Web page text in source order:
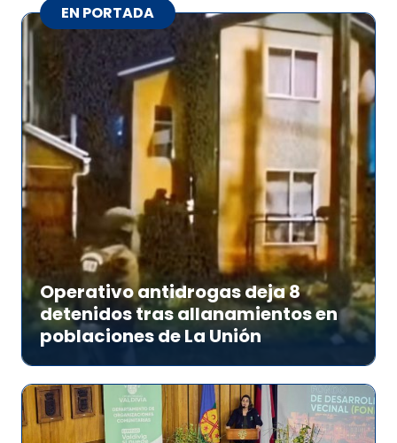
EN PORTADA
Operativo antidrogas deja 8
detenidos tras allanamientos en
poblaciones de La Unión